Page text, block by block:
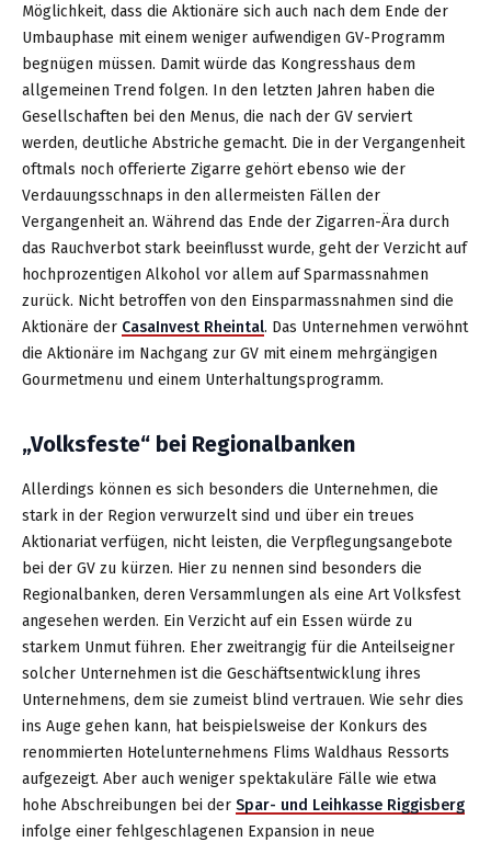
Möglichkeit, dass die Aktionäre sich auch nach dem Ende der
Umbauphase mit einem weniger aufwendigen GV-Programm
begnügen müssen. Damit würde das Kongresshaus dem
allgemeinen Trend folgen. In den letzten Jahren haben die
Gesellschaften bei den Menus, die nach der GV serviert
werden, deutliche Abstriche gemacht. Die in der Vergangenheit
oftmals noch offerierte Zigarre gehört ebenso wie der
Verdauungsschnaps in den allermeisten Fällen der
Vergangenheit an. Während das Ende der Zigarren-Ära durch
das Rauchverbot stark beeinflusst wurde, geht der Verzicht auf
hochprozentigen Alkohol vor allem auf Sparmassnahmen
zurück. Nicht betroffen von den Einsparmassnahmen sind die
Aktionäre der CasaInvest Rheintal. Das Unternehmen verwöhnt
die Aktionäre im Nachgang zur GV mit einem mehrgängigen
Gourmetmenu und einem Unterhaltungsprogramm.
„Volksfeste“ bei Regionalbanken
Allerdings können es sich besonders die Unternehmen, die
stark in der Region verwurzelt sind und über ein treues
Aktionariat verfügen, nicht leisten, die Verpflegungsangebote
bei der GV zu kürzen. Hier zu nennen sind besonders die
Regionalbanken, deren Versammlungen als eine Art Volksfest
angesehen werden. Ein Verzicht auf ein Essen würde zu
starkem Unmut führen. Eher zweitrangig für die Anteilseigner
solcher Unternehmen ist die Geschäftsentwicklung ihres
Unternehmens, dem sie zumeist blind vertrauen. Wie sehr dies
ins Auge gehen kann, hat beispielsweise der Konkurs des
renommierten Hotelunternehmens Flims Waldhaus Ressorts
aufgezeigt. Aber auch weniger spektakuläre Fälle wie etwa
hohe Abschreibungen bei der Spar- und Leihkasse Riggisberg
infolge einer fehlgeschlagenen Expansion in neue